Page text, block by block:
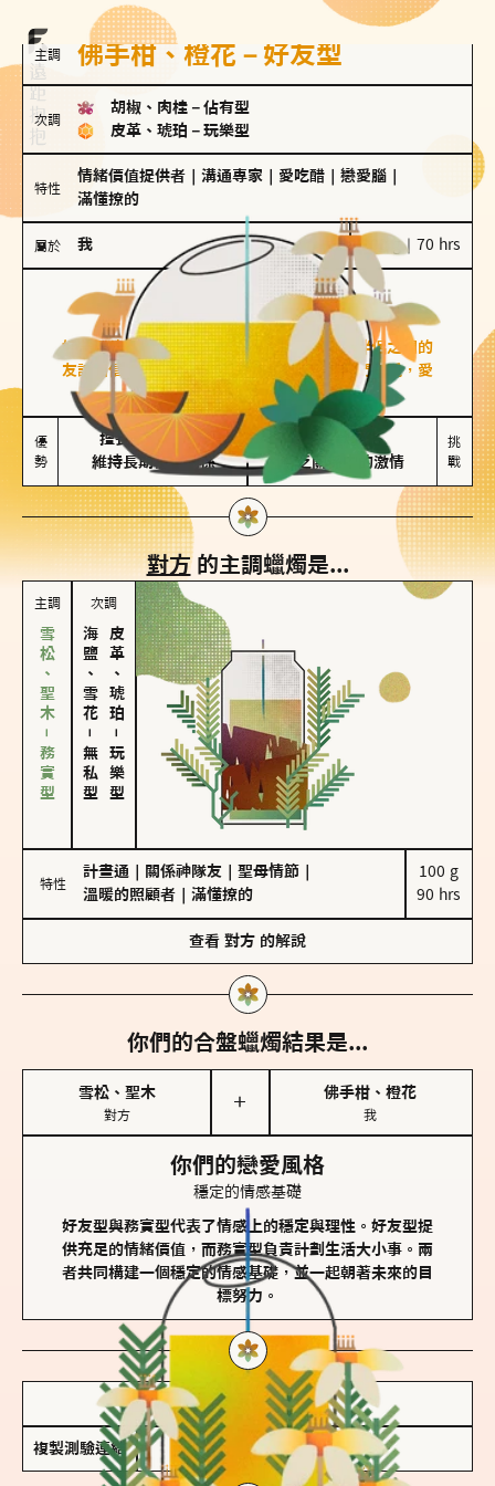
主調 佛手柑、橙花－好友型
次調
胡椒、肉桂 － 佔有型
皮革、琥珀 － 玩樂型
特性
情緒價值提供者 溝通專家 愛吃醋 戀愛腦
滿懂撩的
屬於 我 100 g｜70 hrs
好友型
佛手柑、橙花
好友型的人喜歡分享生活中的點滴，重視與伴侶之間的
友誼和信任，穩定感是重要的關鍵詞。對他們來說，愛
情是心靈深處的共鳴和理解。
優
勢
擅長聆聽與溝通
維持長期穩定關係
不喜歡變化
缺乏關係中的激情
挑
戰
對方的主調蠟燭是...
主調
雪松、聖木－務實型
次調
海鹽、雪花
－
無私型
皮革、琥珀
－
玩樂型
特性
計畫通 關係神隊友 聖母情節
溫暖的照顧者
滿懂撩的
100 g
90 hrs
查看 對方 的解說
你們的合盤蠟燭結果是...
雪松、聖木
對方
＋
佛手柑、橙花
我
你們的戀愛風格
穩定的情感基礎
好友型與務實型代表了情感上的穩定與理性。好友型提
供充足的情緒價值，而務實型負責計劃生活大小事。兩
者共同構建一個穩定的情感基礎，並一起朝著未來的目
標努力。
儲存我的結果圖
複製測驗連結 查看香氛類型全解析 >>>